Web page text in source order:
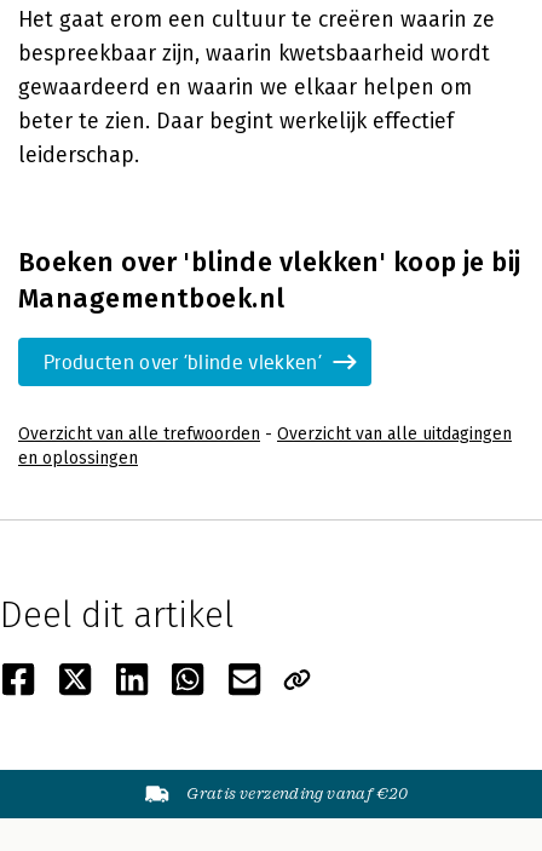
Het gaat erom een cultuur te creëren waarin ze
bespreekbaar zijn, waarin kwetsbaarheid wordt
gewaardeerd en waarin we elkaar helpen om
beter te zien. Daar begint werkelijk effectief
leiderschap.
Boeken over 'blinde vlekken' koop je bij
Managementboek.nl
Producten over 'blinde vlekken'
Overzicht van alle trefwoorden - Overzicht van alle uitdagingen
en oplossingen
Deel dit artikel
Gratis verzending vanaf €20